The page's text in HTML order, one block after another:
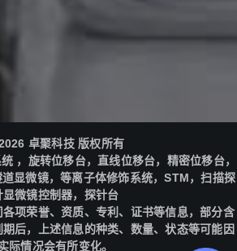
卓聚科技 版权所有
，旋转位移台，直线位移台，精密位移台，
显微镜，等离子体修饰系统，STM，扫描探
显微镜控制器，探针台
项荣誉、资质、专利、证书等信息，部分含
后，上述信息的种类、数量、状态等可能因
际情况会有所变化。